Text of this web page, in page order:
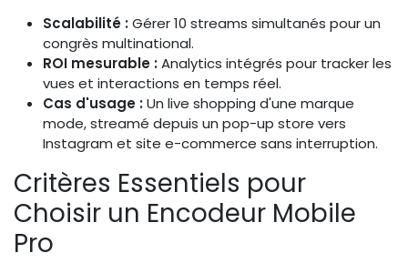
Scalabilité :Gérer 10 streams simultanés pour un
congrès multinational.
ROI mesurable :Analytics intégrés pour tracker les
vues et interactions en temps réel.
Cas d'usage :Un live shopping d'une marque
mode, streamé depuis un pop-up store vers
Instagram et site e-commerce sans interruption.
Critères Essentiels pour
Choisir un Encodeur Mobile
Pro